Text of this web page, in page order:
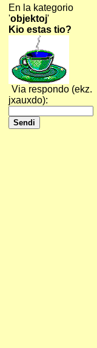
En la kategorio
'objektoj'
Kio estas tio?
Via respondo (ekz.
jxauxdo):